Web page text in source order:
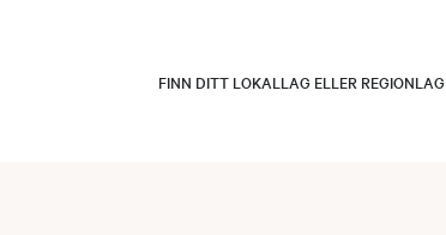
FINN DITT LOKALLAG ELLER REGIONLAG